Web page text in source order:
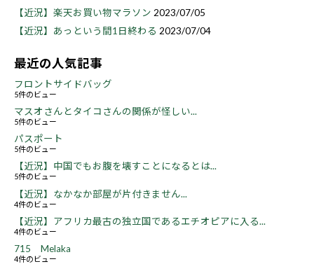
【近況】楽天お買い物マラソン 2023/07/05
【近況】あっという間1日終わる 2023/07/04
最近の人気記事
フロントサイドバッグ
5件のビュー
マスオさんとタイコさんの関係が怪しい...
5件のビュー
パスポート
5件のビュー
【近況】中国でもお腹を壊すことになるとは...
5件のビュー
【近況】なかなか部屋が片付きません...
4件のビュー
【近況】アフリカ最古の独立国であるエチオピアに入る...
4件のビュー
715 Melaka
4件のビュー